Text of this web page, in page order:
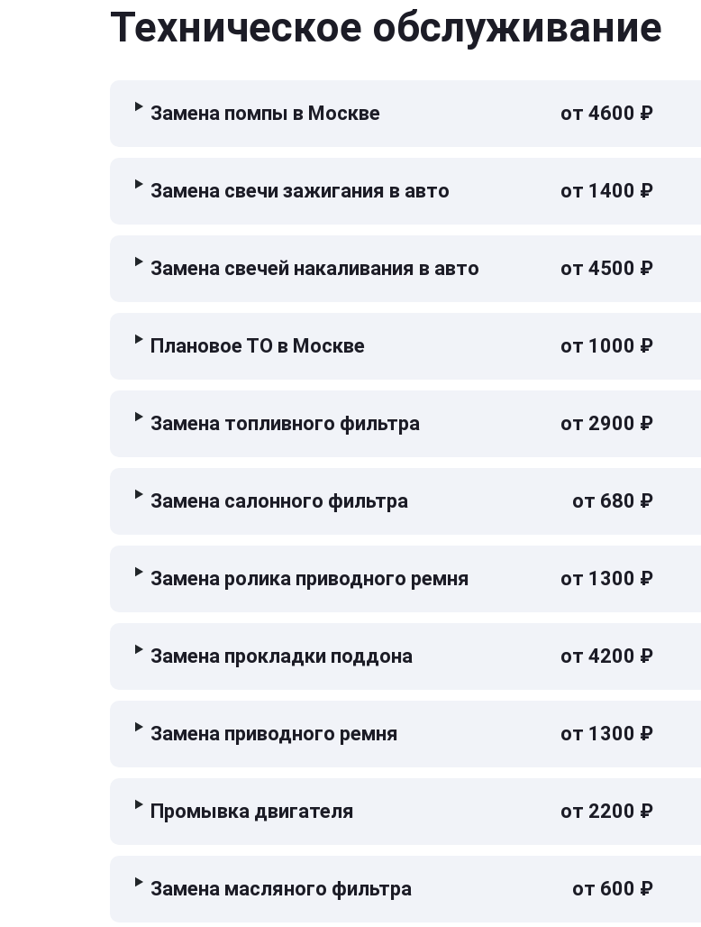
Техническое обслуживание
Замена помпы в Москве от 4600 ₽
Замена свечи зажигания в авто от 1400 ₽
Замена свечей накаливания в авто от 4500 ₽
Плановое ТО в Москве от 1000 ₽
Замена топливного фильтра от 2900 ₽
Замена салонного фильтра от 680 ₽
Замена ролика приводного ремня от 1300 ₽
Замена прокладки поддона от 4200 ₽
Замена приводного ремня от 1300 ₽
Промывка двигателя от 2200 ₽
Замена масляного фильтра от 600 ₽